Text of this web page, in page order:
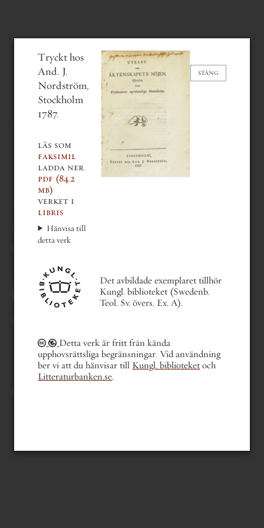
STÄNG
Tryckt hos
And. J.
Nordström,
Stockholm
1787.
läs som
faksimil
ladda ner
pdf (84.2
mb)
verket i
libris
Hänvisa till
detta verk
Det avbildade exemplaret tillhör
Kungl. biblioteket (Swedenb.
Teol. Sv. övers. Ex. A).
Detta verk är fritt från kända
upphovsrättsliga begränsningar. Vid användning
ber vi att du hänvisar till Kungl. biblioteket och
Litteraturbanken.se.
emanuel swedenborg &
christian johanssén
övers.
Utkast om äktenskapets nöjen
(1787)
gå bakåt en del
gå till nästa del
gå till första sidan
gå till sida . . .
Du kan också bläddra med
tangentbordets piltangenter.
innehållsförteckning
mer om boken
läsfokus